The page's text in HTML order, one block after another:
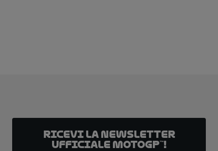
Ricevi la newsletter
ufficiale MotoGP™!